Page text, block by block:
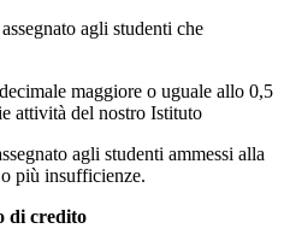
agli studenti che
maggiore o uguale allo 0,5
attività del nostro Istituto
agli studenti ammessi alla
più insufficienze.
di credito